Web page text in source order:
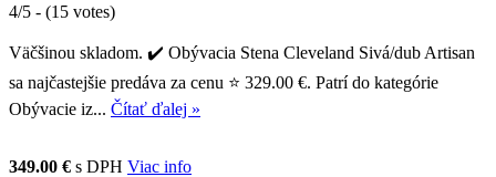
4/5 - (15 votes)
Väčšinou skladom. ✔️ Obývacia Stena Cleveland Sivá/dub Artisan
sa najčastejšie predáva za cenu ⭐ 329.00 €. Patrí do kategórie
Obývacie iz... Čítať ďalej »
349.00 € s DPH Viac info